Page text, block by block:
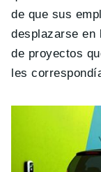
de que sus
desplazarse en
de proyectos
les